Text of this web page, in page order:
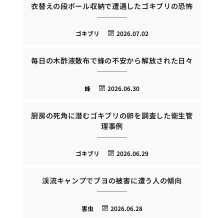
衣替えの段ボール収納で遭遇したゴキブリの恐怖
2026.07.02
ゴキブリ
毎日の木酢液散布で蜂の不安から解放された日々
2026.06.30
蜂
厨房の死角に潜むゴキブリの卵を調査した衛生管
理事例
2026.06.29
ゴキブリ
渓流キャンプでブヨの被害に遭う人の傾向
2026.06.28
害虫